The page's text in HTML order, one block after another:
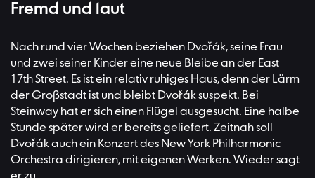
Fremd und laut
Nach rund vier Wochen beziehen Dvořák, seine Frau
und zwei seiner Kinder eine neue Bleibe an der East
17th Street. Es ist ein relativ ruhiges Haus, denn der Lärm
der Großstadt ist und bleibt Dvořák suspekt. Bei
Steinway hat er sich einen Flügel ausgesucht. Eine halbe
Stunde später wird er bereits geliefert. Zeitnah soll
Dvořák auch ein Konzert des New York Philharmonic
Orchestra dirigieren, mit eigenen Werken. Wieder sagt